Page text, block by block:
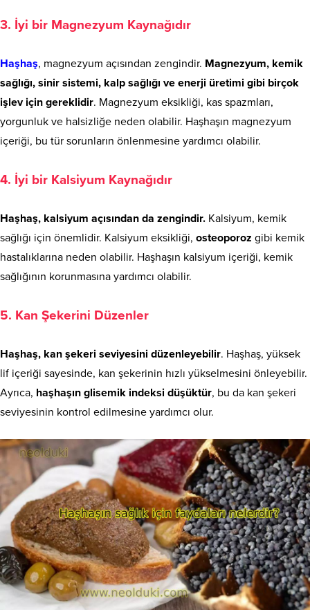
3. İyi bir Magnezyum Kaynağıdır
Haşhaş, magnezyum açısından zengindir. Magnezyum, kemik
sağlığı, sinir sistemi, kalp sağlığı ve enerji üretimi gibi birçok
işlev için gereklidir. Magnezyum eksikliği, kas spazmları,
yorgunluk ve halsizliğe neden olabilir. Haşhaşın magnezyum
içeriği, bu tür sorunların önlenmesine yardımcı olabilir.
4. İyi bir Kalsiyum Kaynağıdır
Haşhaş, kalsiyum açısından da zengindir. Kalsiyum, kemik
sağlığı için önemlidir. Kalsiyum eksikliği, osteoporoz gibi kemik
hastalıklarına neden olabilir. Haşhaşın kalsiyum içeriği, kemik
sağlığının korunmasına yardımcı olabilir.
5. Kan Şekerini Düzenler
Haşhaş, kan şekeri seviyesini düzenleyebilir. Haşhaş, yüksek
lif içeriği sayesinde, kan şekerinin hızlı yükselmesini önleyebilir.
Ayrıca, haşhaşın glisemik indeksi düşüktür, bu da kan şekeri
seviyesinin kontrol edilmesine yardımcı olur.